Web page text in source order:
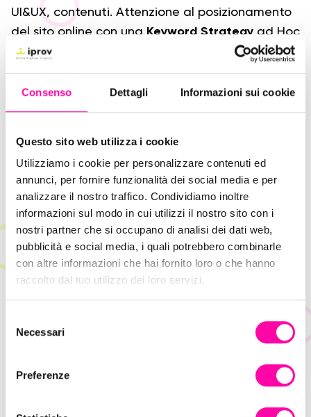
Consenso Dettagli Informazioni sui cookie
Questo sito web utilizza i cookie
Utilizziamo i cookie per personalizzare contenuti ed
annunci, per fornire funzionalità dei social media e per
analizzare il nostro traffico. Condividiamo inoltre
informazioni sul modo in cui utilizzi il nostro sito con i
nostri partner che si occupano di analisi dei dati web,
pubblicità e social media, i quali potrebbero combinarle
con altre informazioni che hai fornito loro o che hanno
raccolto dal tuo utilizzo dei loro servizi.
Necessari
Preferenze
UI&UX, contenuti. Attenzione al posizionamento
del sito online con una Keyword Strategy ad Hoc
e lagestione del
Nostra anche la
Strategia Socialsul canale LinkedIncon
obiettivo notorietà del brand, in particolare sui
mercati esteri.